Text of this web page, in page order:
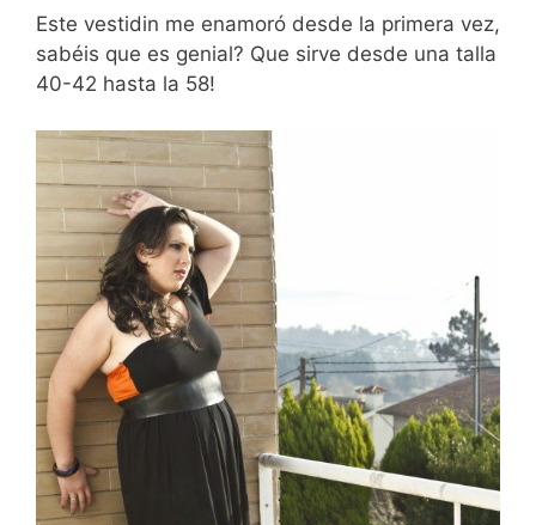
Este vestidin me enamoró desde la primera vez,
sabéis que es genial? Que sirve desde una talla
40-42 hasta la 58!